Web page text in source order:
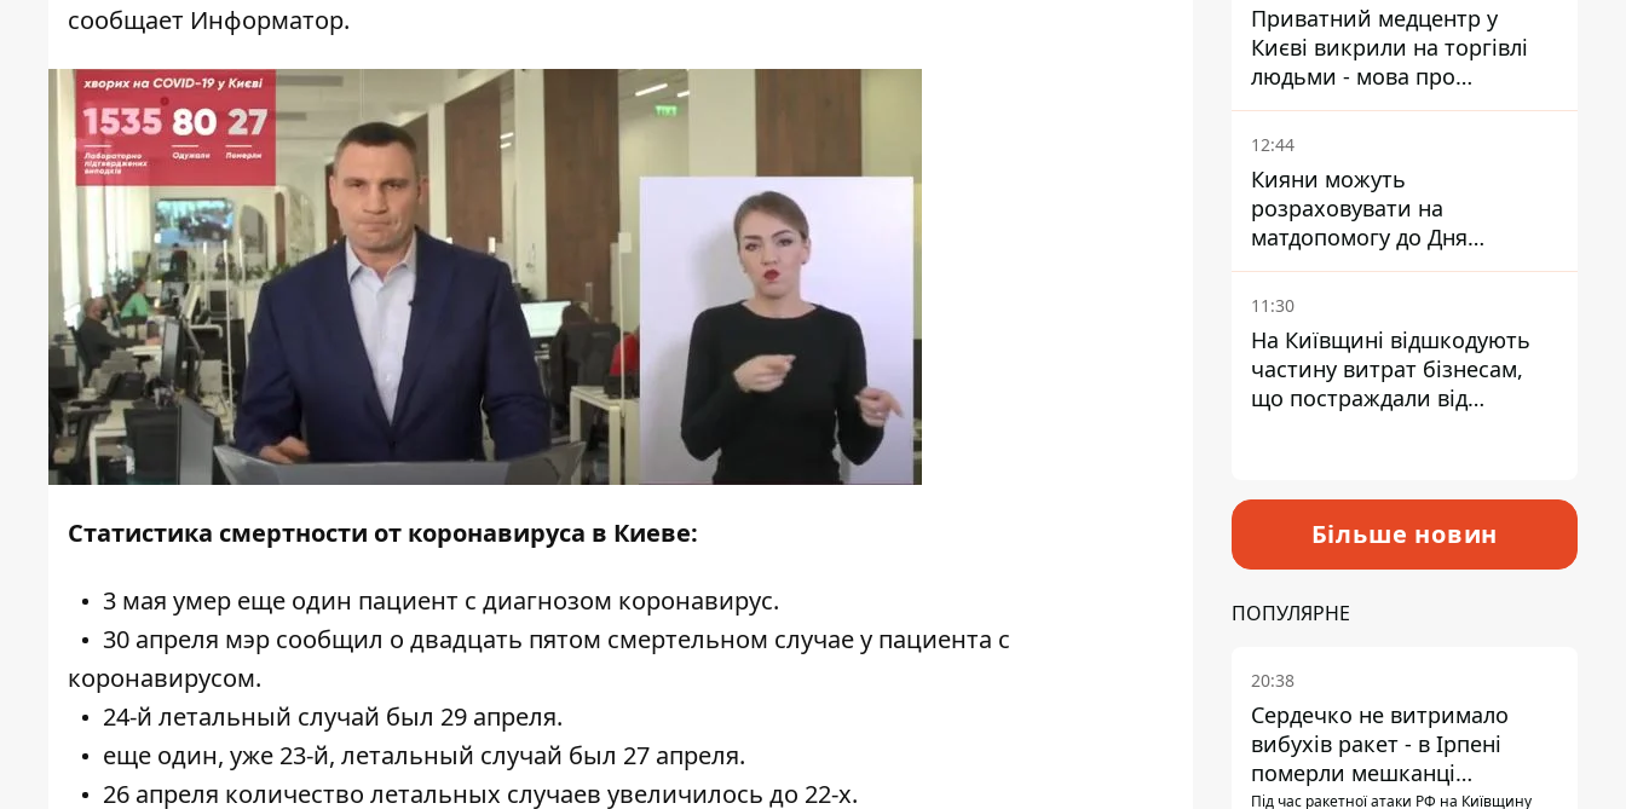
сообщает Информатор.
Статистика смертности от коронавируса в Киеве:
3 мая умер еще один пациент с диагнозом коронавирус.
30 апреля мэр сообщил о двадцать пятом смертельном случаеу пациента с
коронавирусом.
24-й летальный случай был 29 апреля.
еще один, уже 23-й, летальный случай был 27 апреля.
26 апреля количество летальных случаев увеличилось до 22-х.
Приватний медцентр у
Києві викрили на торгівлі
людьми - мова про
сурогатне материнство
12:44
Кияни можуть
розраховувати на
матдопомогу до Дня
незалежності - кому її
дадуть
11:30
На Київщині відшкодують
частину витрат бізнесам,
що постраждали від
Більше новин
ПОПУЛЯРНЕ
20:38
Сердечко не витримало
вибухів ракет - в Ірпені
померли мешканці
притулку для собак з
Під час ракетної атаки РФ на Київщину